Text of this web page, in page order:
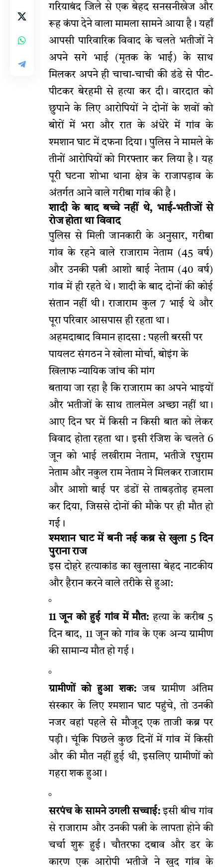
गरियाबंद जिले से एक बेहद सनसनीखेज और
रूह कंपा देने वाला मामला सामने आया है। यहाँ
आपसी पारिवारिक विवाद के चलते भतीजों ने
अपने सगे भाई (मृतक के भाई) के साथ
मिलकर अपने ही चाचा-चाची की डंडे से पीट-
पीटकर बेरहमी से हत्या कर दी। वारदात को
छुपाने के लिए आरोपियों ने दोनों के शवों को
बोरों में भरा और रात के अंधेरे में गांव के
श्मशान घाट में दफना दिया। पुलिस ने मामले के
तीनों आरोपियों को गिरफ्तार कर लिया है। यह
पूरी घटना शोभा थाना क्षेत्र के राजापड़ाव के
अंतर्गत आने वाले गरीबा गांव की है।
शादी के बाद बच्चे नहीं थे, भाई-भतीजों से
रोज होता था विवाद
पुलिस से मिली जानकारी के अनुसार, गरीबा
गांव के रहने वाले राजाराम नेताम (45 वर्ष)
और उनकी पत्नी आशो बाई नेताम (40 वर्ष)
गांव में ही रहते थे। शादी के बाद दोनों की कोई
संतान नहीं थी। राजाराम कुल 7 भाई थे और
पूरा परिवार आसपास ही रहता था।
अहमदाबाद विमान हादसा : पहली बरसी पर
पायलट संगठन ने खोला मोर्चा, बोइंग के
खिलाफ न्यायिक जांच की मांग
बताया जा रहा है कि राजाराम का अपने भाइयों
और भतीजों के साथ तालमेल अच्छा नहीं था।
आए दिन घर में किसी न किसी बात को लेकर
विवाद होता रहता था। इसी रंजिश के चलते 6
जून को भाई लखीराम नेताम, भतीजे रघुराम
नेताम और नकुल राम नेताम ने मिलकर राजाराम
और आशो बाई पर डंडों से ताबड़तोड़ हमला
कर दिया, जिससे दोनों की मौके पर ही मौत हो
गई।
श्मशान घाट में बनी नई कब्र से खुला 5 दिन
पुराना राज
इस दोहरे हत्याकांड का खुलासा बेहद नाटकीय
और हैरान करने वाले तरीके से हुआ:
11 जून को हुई गांव में मौत: हत्या के करीब 5
दिन बाद, 11 जून को गांव के एक अन्य ग्रामीण
की सामान्य मौत हो गई।
ग्रामीणों को हुआ शक:जब ग्रामीण अंतिम
संस्कार के लिए श्मशान घाट पहुंचे, तो उनकी
नजर वहां पहले से मौजूद एक ताजी कब्र पर
पड़ी। चूंकि पिछले कुछ दिनों में गांव में किसी
और की मौत नहीं हुई थी, इसलिए ग्रामीणों को
गहरा शक हुआ।
सरपंच के सामने उगली सच्चाई:इसी बीच गांव
से राजाराम और उनकी पत्नी के लापता होने की
चर्चा शुरू हुई। चौतरफा दबाव और डर के
कारण एक आरोपी भतीजे ने खुद गांव के